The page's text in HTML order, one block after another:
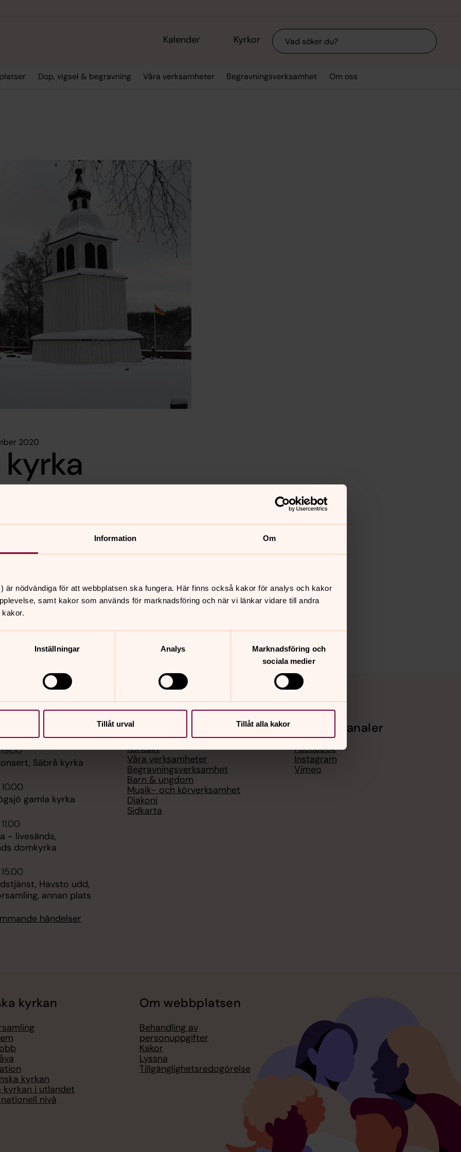
Information Om
är nödvändiga för att webbplatsen ska fungera. Här finns också kakor för analys och kakor
samt kakor som används för marknadsföring och när vi länkar vidare till andra
Inställningar Analys
Marknadsföring och
sociala medier
Tillåt urval Tillåt alla kakor
Kalender Kyrkor Sök
Dop, vigsel & begravning Våra verksamheter Begravningsverksamhet Om oss
2020
Säbrå kyrka
gamla kyrka
- livesänds,
domkyrka
Havsto udd,
annan plats
händelser
Hitta snabbt
Kontakt
Våra verksamheter
Begravningsverksamhet
Barn & ungdom
Musik- och körverksamhet
Diakoni
Sidkarta
Sociala kanaler
Facebook
Instagram
Vimeo
kyrkan
kyrkan
kyrkan i utlandet
nivå
Om webbplatsen
Behandling av
personuppgifter
Kakor
Lyssna
Tillgänglighetsredogörelse